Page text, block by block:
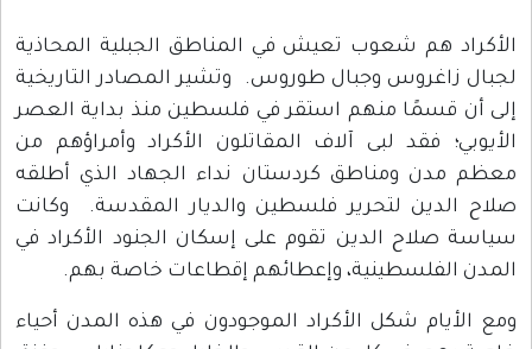
الأكراد هم شعوب تعيش في المناطق الجبلية المحاذية
لجبال زاغروس وجبال طوروس. وتشير المصادر التاريخية
إلى أن قسمًا منهم استقر في فلسطين منذ بداية العصر
الأيوبي؛ فقد لبى آلاف المقاتلون الأكراد وأمراؤهم من
معظم مدن ومناطق كردستان نداء الجهاد الذي أطلقه
صلاح الدين لتحرير فلسطين والديار المقدسة. وكانت
سياسة صلاح الدين تقوم على إسكان الجنود الأكراد في
المدن الفلسطينية، وإعطائهم إقطاعات خاصة بهم.
ومع الأيام شكل الأكراد الموجودون في هذه المدن أحياء